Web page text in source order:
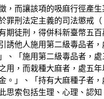
而讓該項的吸麻行徑產
刑法定主義的司法懲戒
徒刑，得併科新臺幣五
他人施用第二級毒品者
「施用第二級毒品者，
，而栽種大麻者，處五
」、「持有大麻種子者
索包括生理、心理、認